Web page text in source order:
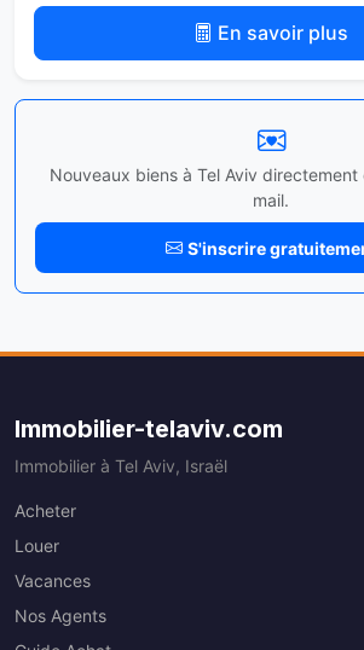
En savoir plus
Nouveaux biens à Tel Aviv
mail.
S'inscrire
Immobilier-telaviv.com
Immobilier à Tel Aviv, Israël
Acheter
Louer
Vacances
Nos Agents